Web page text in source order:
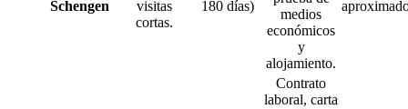
Schengen
visitas
cortas.
180 días)
medios
económicos
y
alojamiento.
Contrato
laboral, carta